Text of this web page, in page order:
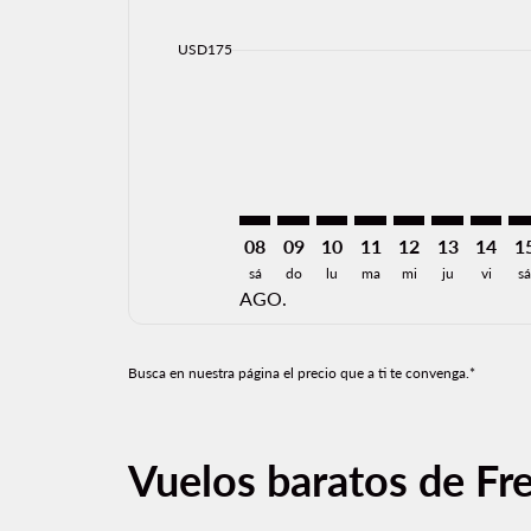
USD175Displaying fares for agosto-2026
08
sá
AGO.
09
do
10
lu
11
ma
12
mi
13
ju
14
vi sá
Busca en nuestra página el precio que a ti te convenga.*
Vuelos baratos de